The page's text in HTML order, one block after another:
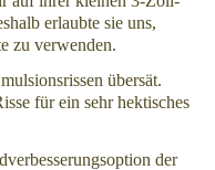
erlaubte sie uns,
zu verwenden.
übersät.
für ein sehr hektisches
der